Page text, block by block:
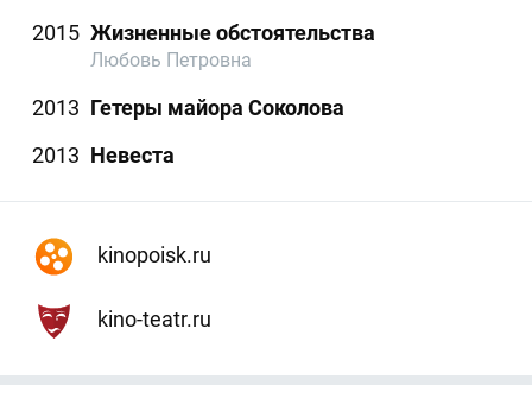
2015 Жизненные обстоятельства
Любовь Петровна
2013 Гетеры майора Соколова
2013 Невеста
kinopoisk.ru
kino-teatr.ru